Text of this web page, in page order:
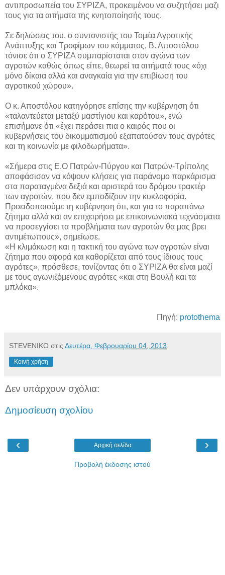
αντιπροσωπεία του ΣΥΡΙΖΑ, προκειμένου να συζητήσει μαζι
τους για τα αιτήματα της κνητοποίησής τους.
Σε δηλώσεις του, ο συντονιστής του Τομέα Αγροτικής
Ανάπτυξης και Τροφίμων του κόμματος, Β. Αποστόλου
τόνισε ότι ο ΣΥΡΙΖΑ συμπαρίσταται στον αγώνα των
αγροτών καθώς όπως είπε, θεωρεί τα αιτήματά τους «όχι
μόνο δίκαια αλλά και αναγκαία για την επιβίωση του
αγροτικού χώρου».
Ο κ. Αποστόλου κατηγόρησε επίσης την κυβέρνηση ότι
«ταλαντεύεται μεταξύ μαστίγιου και καρότου», ενώ
επισήμανε ότι «έχει περάσει πια ο καιρός που οι
κυβερνήσεις του δικομματισμού εξαπατούσαν τους αγρότες
και τη κοινωνία με φιλοδωρήματα».
«Σήμερα στις Ε.Ο Πατρών-Πύργου και Πατρών-Τρίπολης
αποφάσισαν να κόψουν κλήσεις για παράνομο παρκάρισμα
στα παραταγμένα δεξιά και αριστερά του δρόμου τρακτέρ
των αγροτών, που δεν εμποδίζουν την κυκλοφορία.
Προειδοποιούμε τη κυβέρνηση ότι, και για το παραπάνω
ζήτημα αλλά και αν επιχειρήσει με επικοινωνιακά τεχνάσματα
να προσεγγίσει τα προβλήματα των αγροτών θα μας βρει
αντιμέτωπους», σημείωσε.
«Η κλιμάκωση και η τακτική του αγώνα των αγροτών είναι
ζήτημα που αφορά και καθορίζεται από τους ίδιους τους
αγρότες», πρόσθεσε, τονίζοντας ότι ο ΣΥΡΙΖΑ θα είναι μαζί
με τους αγωνιζόμενους αγρότες «και στη Βουλή και τα
μπλόκα».
Πηγή: protothema
STEVENIKO στις Δευτέρα, Φεβρουαρίου 04, 2013
Κοινή χρήση
Δεν υπάρχουν σχόλια:
Δημοσίευση σχολίου
‹ ›
Αρχική σελίδα
Προβολή έκδοσης ιστού